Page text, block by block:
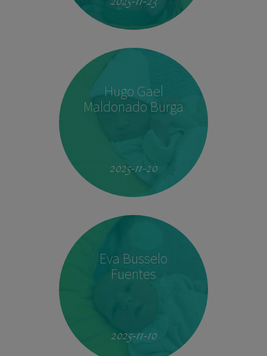
Hugo Gael
Maldonado Burga
2025-11-20
Eva Busselo
Fuentes
2025-11-10